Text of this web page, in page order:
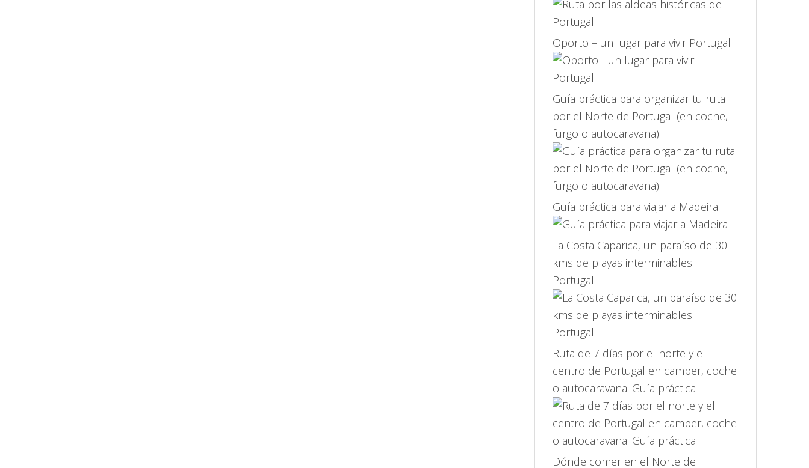
Oporto – un lugar para vivir Portugal
Guía práctica para organizar tu ruta
por el Norte de Portugal (en coche,
furgo o autocaravana)
Guía práctica para viajar a Madeira
La Costa Caparica, un paraíso de 30
kms de playas interminables.
Portugal
Ruta de 7 días por el norte y el
centro de Portugal en camper, coche
o autocaravana: Guía práctica
Dónde comer en el Norte de